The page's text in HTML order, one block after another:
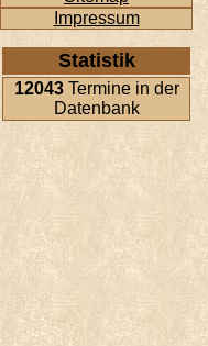
Impressum
Statistik
12043Termine in der
Datenbank